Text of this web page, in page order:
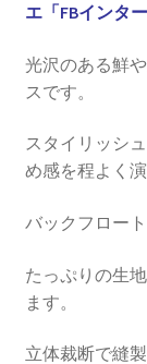
エ「FBインタ
光沢のある鮮
スです。
スタイリッシ
め感を程よく
バックフロー
たっぷりの生
ます。
立体裁断で縫